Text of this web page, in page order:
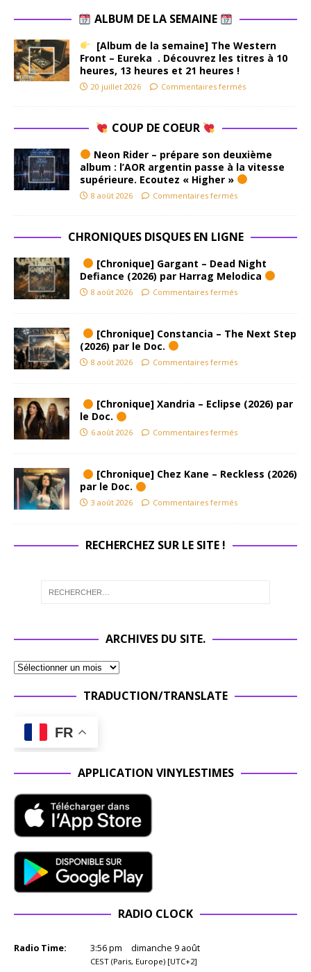
ALBUM DE LA SEMAINE
[Album de la semaine] The Western
Front – Eureka . Découvrez les titres à 10
heures, 13 heures et 21 heures !
20 juillet 2026 Commentaires fermés
COUP DE COEUR
Neon Rider – prépare son deuxième
album : l’AOR argentin passe à la vitesse
supérieure. Ecoutez « Higher »
8 août 2026 Commentaires fermés
CHRONIQUES DISQUES EN LIGNE
[Chronique] Gargant – Dead Night
Defiance (2026) par Harrag Melodica
8 août 2026 Commentaires fermés
[Chronique] Constancia – The Next Step
(2026) par le Doc.
8 août 2026 Commentaires fermés
[Chronique] Xandria – Eclipse (2026) par
le Doc.
6 août 2026 Commentaires fermés
[Chronique] Chez Kane – Reckless (2026)
par le Doc.
3 août 2026 Commentaires fermés
RECHERCHEZ SUR LE SITE !
ARCHIVES DU SITE.
TRADUCTION/TRANSLATE
FR
APPLICATION VINYLESTIMES
RADIO CLOCK
Radio Time: 3:56pm dimanche 9 août
CEST (Paris, Europe) [UTC+2]